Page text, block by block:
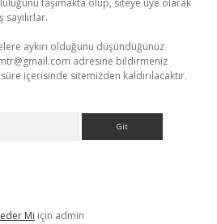
taşımakta olup, siteye üye olarak
aykırı olduğunu düşündüğünüz
adresine bildirmeniz
içerisinde sitemizden kaldırılacaktır.
Mi için admin